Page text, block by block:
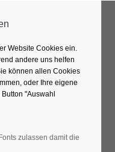
den
Website Cookies ein.
andere uns helfen
können allen Cookies
oder Ihre eigene
"Auswahl
zulassen damit die